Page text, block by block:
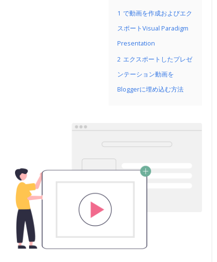
1 で動画を作成およびエク
スポートVisual Paradigm
Presentation
2 エクスポートしたプレゼ
ンテーション動画を
Bloggerに埋め込む方法